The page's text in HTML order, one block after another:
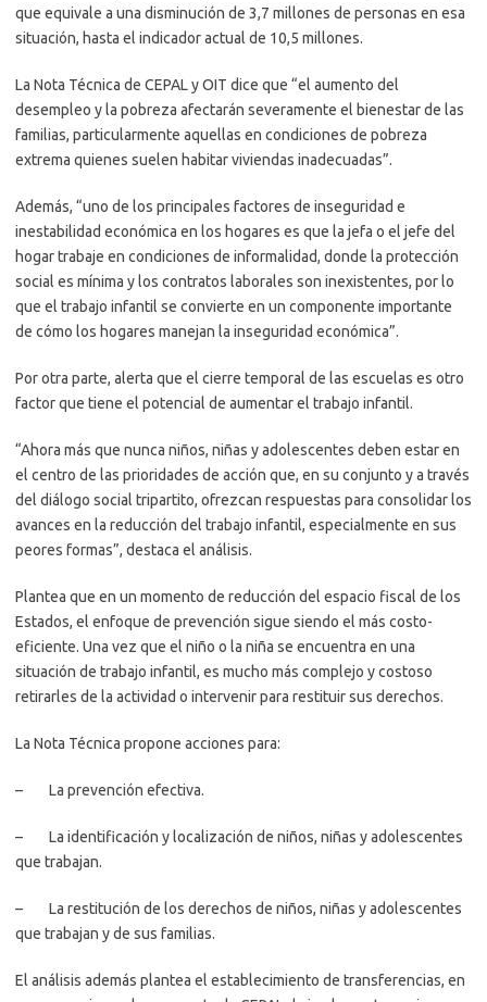
que equivale a una disminución de 3,7 millones de personas en esa
situación, hasta el indicador actual de 10,5 millones.
La Nota Técnica de CEPAL y OIT dice que “el aumento del
desempleo y la pobreza afectarán severamente el bienestar de las
familias, particularmente aquellas en condiciones de pobreza
extrema quienes suelen habitar viviendas inadecuadas”.
Además, “uno de los principales factores de inseguridad e
inestabilidad económica en los hogares es que la jefa o el jefe del
hogar trabaje en condiciones de informalidad, donde la protección
social es mínima y los contratos laborales son inexistentes, por lo
que el trabajo infantil se convierte en un componente importante
de cómo los hogares manejan la inseguridad económica”.
Por otra parte, alerta que el cierre temporal de las escuelas es otro
factor que tiene el potencial de aumentar el trabajo infantil.
“Ahora más que nunca niños, niñas y adolescentes deben estar en
el centro de las prioridades de acción que, en su conjunto y a través
del diálogo social tripartito, ofrezcan respuestas para consolidar los
avances en la reducción del trabajo infantil, especialmente en sus
peores formas”, destaca el análisis.
Plantea que en un momento de reducción del espacio fiscal de los
Estados, el enfoque de prevención sigue siendo el más costo-
eficiente. Una vez que el niño o la niña se encuentra en una
situación de trabajo infantil, es mucho más complejo y costoso
retirarles de la actividad o intervenir para restituir sus derechos.
La Nota Técnica propone acciones para:
– La prevención efectiva.
– La identificación y localización de niños, niñas y adolescentes
que trabajan.
– La restitución de los derechos de niños, niñas y adolescentes
que trabajan y de sus familias.
El análisis además plantea el establecimiento de transferencias, en